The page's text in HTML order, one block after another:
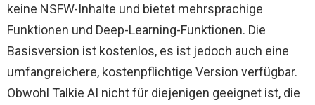
keine NSFW-Inhalte und bietet mehrsprachige
Funktionen und Deep-Learning-Funktionen. Die
Basisversion ist kostenlos, es ist jedoch auch eine
umfangreichere, kostenpflichtige Version verfügbar.
Obwohl Talkie AI nicht für diejenigen geeignet ist, die